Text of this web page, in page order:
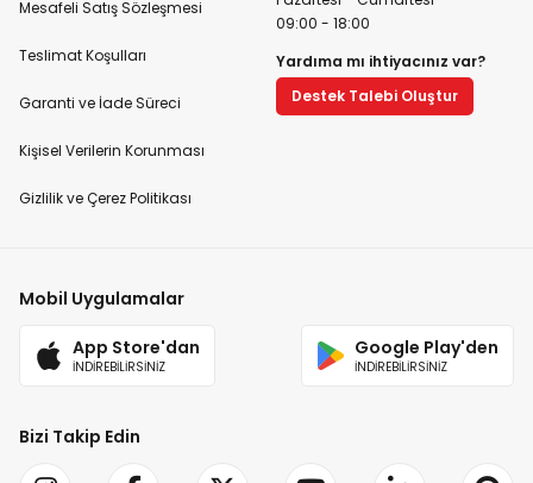
Mesafeli Satış Sözleşmesi
Teslimat Koşulları
Garanti ve İade Süreci
Kişisel Verilerin Korunması
Gizlilik ve Çerez Politikası
09:00 - 18:00
Yardıma mı ihtiyacınız var?
Destek Talebi Oluştur
Mobil Uygulamalar
App Store'dan
İNDİREBİLİRSİNİZ
Google Play'den
İNDİREBİLİRSİNİZ
Bizi Takip Edin